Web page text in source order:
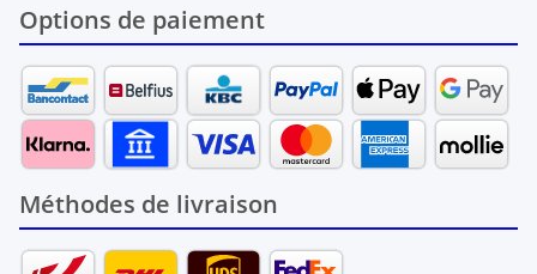
Options de paiement
Méthodes de livraison